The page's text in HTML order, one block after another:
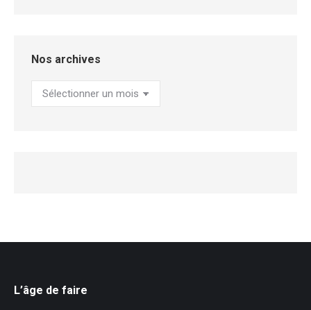
Nos archives
Nos
archives
L’âge de faire